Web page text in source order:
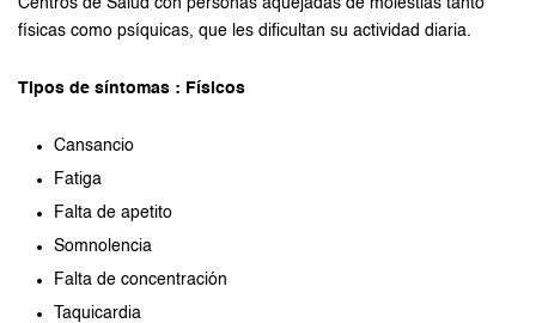
Centros de Salud con personas aquejadas de molestias tanto
físicas como psíquicas, que les dificultan su actividad diaria.
Tipos de síntomas : Físicos
Cansancio
Fatiga
Falta de apetito
Somnolencia
Falta de concentración
Taquicardia